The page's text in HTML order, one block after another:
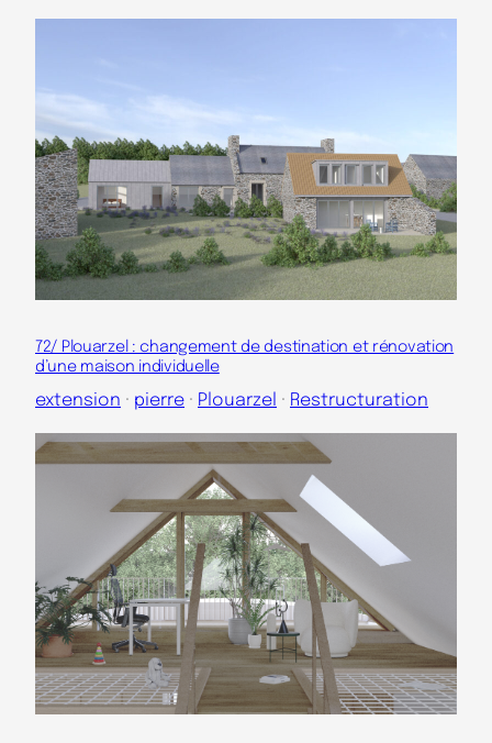
72/ Plouarzel : changement de destination et rénovation
d’une maison individuelle
extension · pierre · Plouarzel · Restructuration